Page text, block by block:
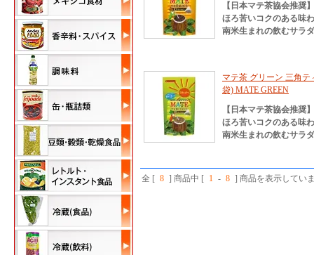
【日本マテ茶協会推奨】
ほろ苦いコクのある味
南米生まれの飲むサラ
マテ茶 グリーン 三角テ
袋) MATE GREEN
【日本マテ茶協会推奨】
ほろ苦いコクのある味
南米生まれの飲むサラ
全 [ 8 ] 商品中 [ 1 - 8 ] 商品を表示してい